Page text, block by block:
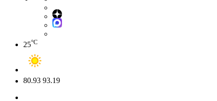
25°C
80.93 93.19